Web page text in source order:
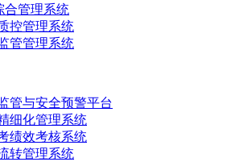
合管理系统
控管理系统
管管理系统
管与安全预警平台
细化管理系统
绩效考核系统
转管理系统